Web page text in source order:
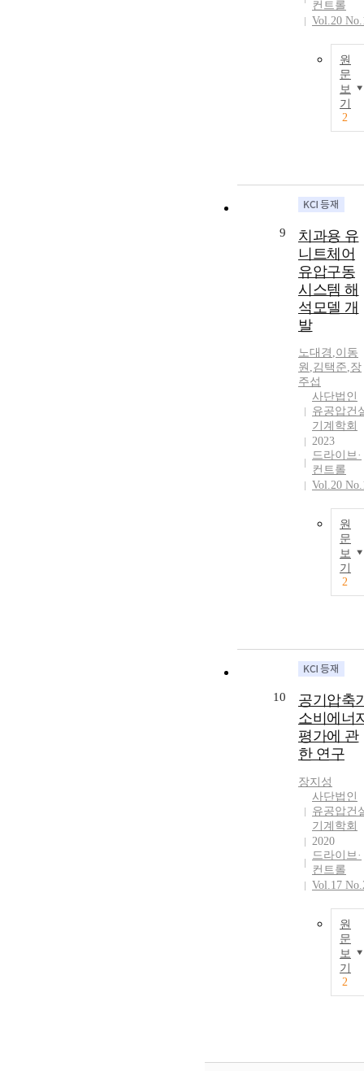
컨트롤
Vol.20
원
문
보
기
2
9
치과용 유
니트체어
유압구동
시스템 해
석모델 개
발
노대경 ,이동
원 ,김택준,장
주섭
사단법인
유공압건
기계학회
2023
드라이브·
컨트롤
Vol.20
원
문
보
기
2
10
공기압축
소비에너
평가에 관
한 연구
장지성
사단법인
유공압건
기계학회
2020
드라이브·
컨트롤
Vol.17
원
문
보
기
2